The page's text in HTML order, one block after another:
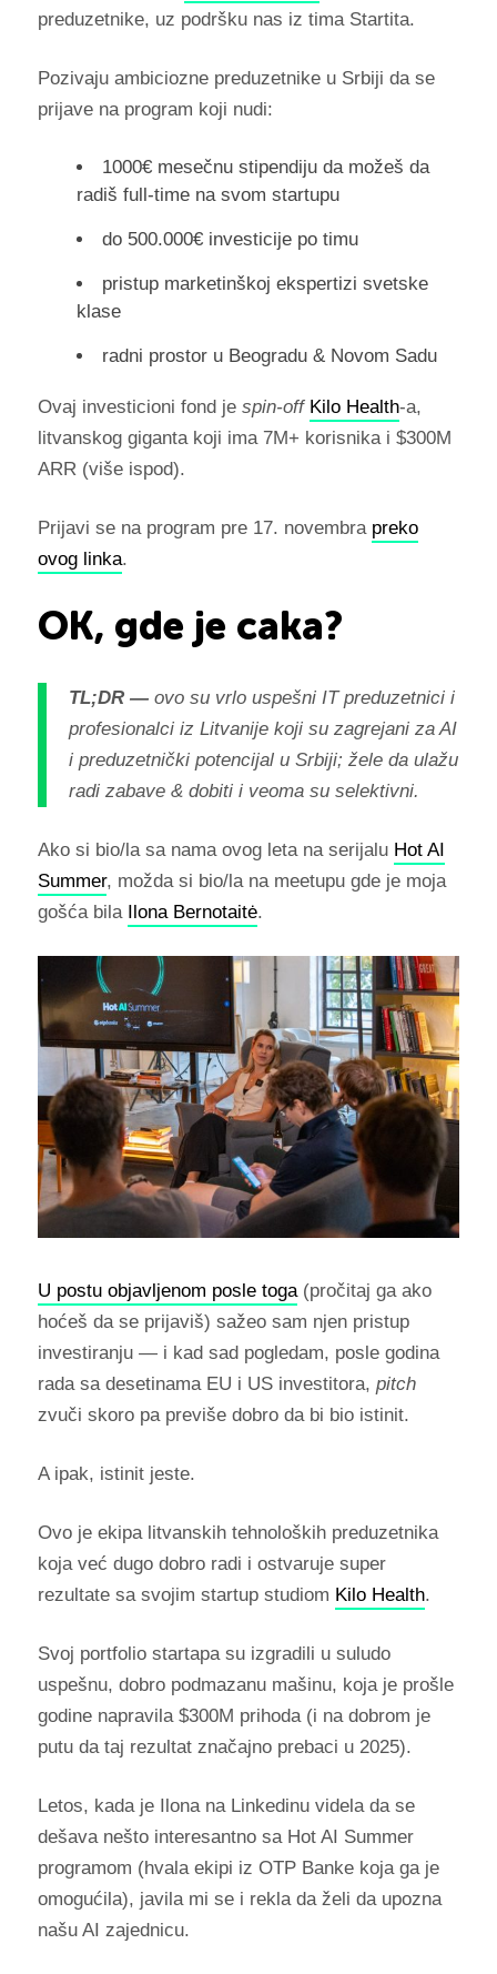
preduzetnike, uz podršku nas iz tima Startita.
Pozivaju ambiciozne preduzetnike u Srbiji da se
prijave na program koji nudi:
1000€ mesečnu stipendiju da možeš da
radiš full-time na svom startupu
do 500.000€ investicije po timu
pristup marketinškoj ekspertizi svetske
klase
radni prostor u Beogradu & Novom Sadu
Ovaj investicioni fond je spin-off Kilo Health-a,
litvanskog giganta koji ima 7M+ korisnika i $300M
ARR (više ispod).
Prijavi se na program pre 17. novembra preko
ovog linka.
OK, gde je caka?
TL;DR —ovo su vrlo uspešni IT preduzetnici i
profesionalci iz Litvanije koji su zagrejani za AI
i preduzetnički potencijal u Srbiji; žele da ulažu
radi zabave & dobiti i veoma su selektivni.
Ako si bio/la sa nama ovog leta na serijalu Hot AI
Summer, možda si bio/la na meetupu gde je moja
gošća bila Ilona Bernotaitė.
U postu objavljenom posle toga(pročitaj ga ako
hoćeš da se prijaviš) sažeo sam njen pristup
investiranju — i kad sad pogledam, posle godina
rada sa desetinama EU i US investitora, pitch
zvuči skoro pa previše dobro da bi bio istinit.
A ipak, istinit jeste.
Ovo je ekipa litvanskih tehnoloških preduzetnika
koja već dugo dobro radi i ostvaruje super
rezultate sa svojim startup studiom Kilo Health.
Svoj portfolio startapa su izgradili u suludo
uspešnu, dobro podmazanu mašinu, koja je prošle
godine napravila $300M prihoda (i na dobrom je
putu da taj rezultat značajno prebaci u 2025).
Letos, kada je Ilona na Linkedinu videla da se
dešava nešto interesantno sa Hot AI Summer
programom (hvala ekipi iz OTP Banke koja ga je
omogućila), javila mi se i rekla da želi da upozna
našu AI zajednicu.